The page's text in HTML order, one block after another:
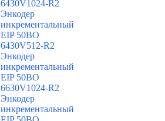
6430V1024-R2
Энкодер
инкрементальный
EIP 50BO
6430V512-R2
Энкодер
инкрементальный
EIP 50BO
6630V1024-R2
Энкодер
инкрементальный